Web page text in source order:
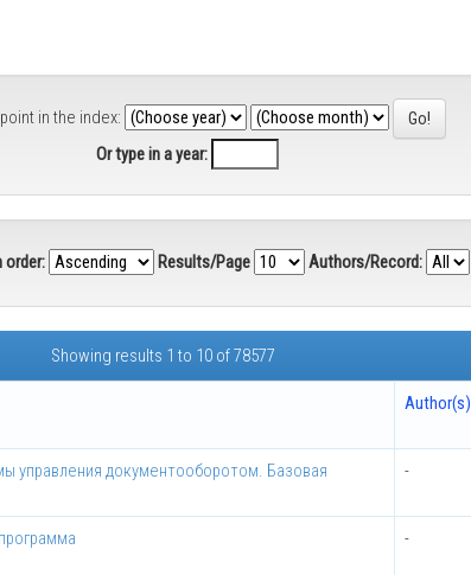
in the index:
Or type in a year:
order: Results/Page Authors/Record:
Showing results 1 to 10 of 78577
Author(s)
управления документооборотом. Базовая
-
-